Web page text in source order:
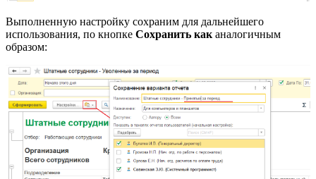
Выполненную настройку сохраним для дальнейшего
использования, по кнопке Сохранить как аналогичным
образом: